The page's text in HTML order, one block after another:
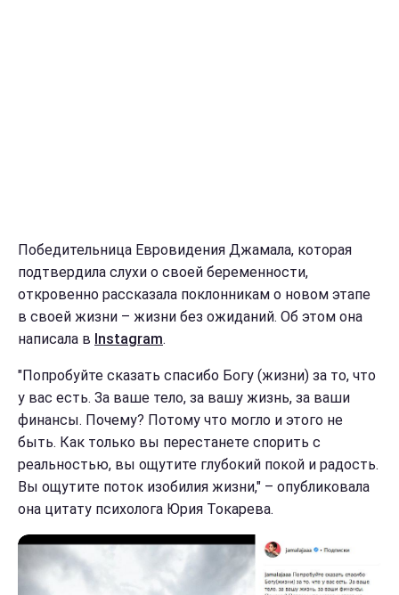
Победительница Евровидения Джамала, которая
подтвердила слухи о своей беременности,
откровенно рассказала поклонникам о новом этапе
в своей жизни – жизни без ожиданий. Об этом она
написала в Instagram.
"Попробуйте сказать спасибо Богу (жизни) за то, что
у вас есть. За ваше тело, за вашу жизнь, за ваши
финансы. Почему? Потому что могло и этого не
быть. Как только вы перестанете спорить с
реальностью, вы ощутите глубокий покой и радость.
Вы ощутите поток изобилия жизни," – опубликовала
она цитату психолога Юрия Токарева.